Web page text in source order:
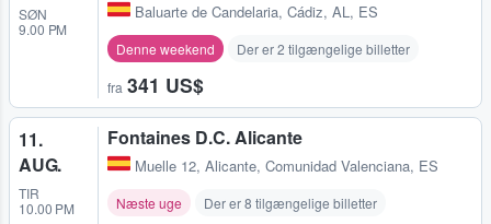
SØN
9.00 PM
Baluarte de Candelaria, Cádiz, AL, ES
Denne weekend Der er 2 tilgængelige billetter
fra 341 US$
11.
AUG.
TIR
10.00 PM
Fontaines D.C. Alicante
Muelle 12, Alicante, Comunidad Valenciana, ES
Næste uge Der er 8 tilgængelige billetter